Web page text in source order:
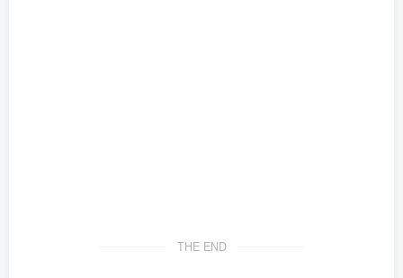
THE END